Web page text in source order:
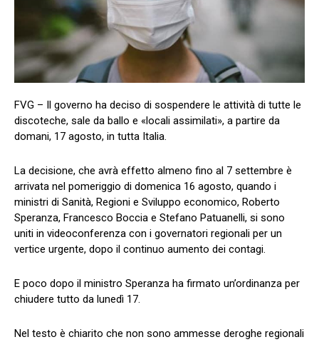
FVG – Il governo ha deciso di sospendere le attività di tutte le
discoteche, sale da ballo e «locali assimilati», a partire da
domani, 17 agosto, in tutta Italia.
La decisione, che avrà effetto almeno fino al 7 settembre è
arrivata nel pomeriggio di domenica 16 agosto, quando i
ministri di Sanità, Regioni e Sviluppo economico, Roberto
Speranza, Francesco Boccia e Stefano Patuanelli, si sono
uniti in videoconferenza con i governatori regionali per un
vertice urgente, dopo il continuo aumento dei contagi.
E poco dopo il ministro Speranza ha firmato un’ordinanza per
chiudere tutto da lunedì 17.
Nel testo è chiarito che non sono ammesse deroghe regionali